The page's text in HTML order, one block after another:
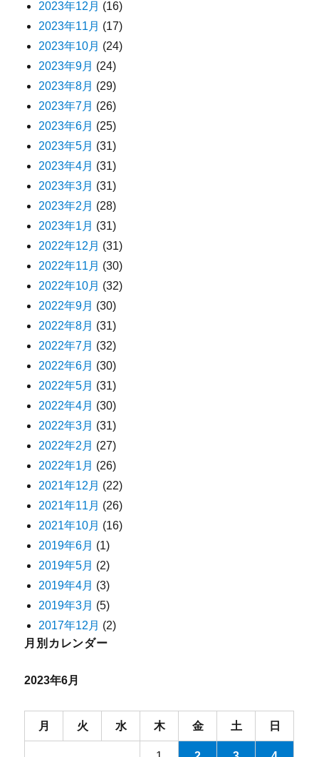
2023年12月 (16)
2023年11月 (17)
2023年10月 (24)
2023年9月 (24)
2023年8月 (29)
2023年7月 (26)
2023年6月 (25)
2023年5月 (31)
2023年4月 (31)
2023年3月 (31)
2023年2月 (28)
2023年1月 (31)
2022年12月 (31)
2022年11月 (30)
2022年10月 (32)
2022年9月 (30)
2022年8月 (31)
2022年7月 (32)
2022年6月 (30)
2022年5月 (31)
2022年4月 (30)
2022年3月 (31)
2022年2月 (27)
2022年1月 (26)
2021年12月 (22)
2021年11月 (26)
2021年10月 (16)
2019年6月 (1)
2019年5月 (2)
2019年4月 (3)
2019年3月 (5)
2017年12月 (2)
月別カレンダー
2023年6月
月 火 水 木 金 土 日